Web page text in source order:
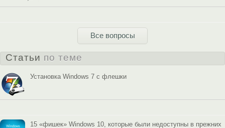
Все вопросы
Статьи по теме
Установка Windows 7 c флешки
15 «фишек» Windows 10, которые были недоступны в прежних